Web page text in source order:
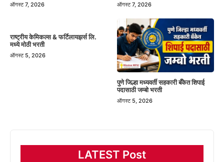
ऑगस्ट 7, 2026 ऑगस्ट 7, 2026
राष्ट्रीय केमिकल्स & फर्टिलायझर्स लि.
मध्ये मोठी भरती
ऑगस्ट 5, 2026
पुणे जिल्हा मध्यवर्ती सहकारी बँकेत शिपाई
पदासाठी जम्बो भरती
ऑगस्ट 5, 2026
LATEST Post